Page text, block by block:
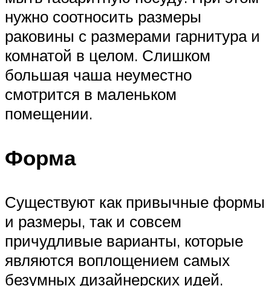
нужно соотносить размеры
раковины с размерами гарнитура и
комнатой в целом. Слишком
большая чаша неуместно
смотрится в маленьком
помещении.
Форма
Существуют как привычные формы
и размеры, так и совсем
причудливые варианты, которые
являются воплощением самых
безумных дизайнерских идей.